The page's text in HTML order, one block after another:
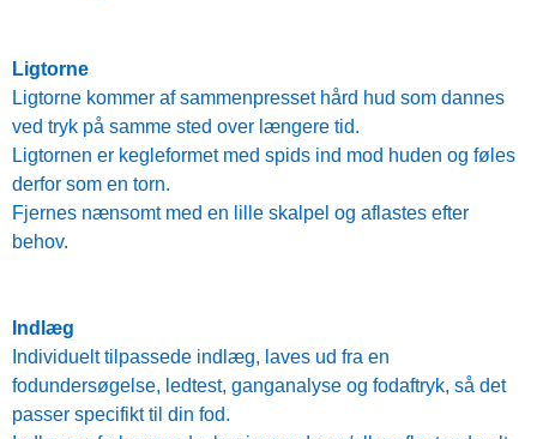
Ligtorne
Ligtorne kommer af sammenpresset hård hud som dannes
ved tryk på samme sted over længere tid.
Ligtornen er kegleformet med spids ind mod huden og føles
derfor som en torn.
Fjernes nænsomt med en lille skalpel og aflastes efter
behov.
Indlæg
Individuelt tilpassede indlæg, laves ud fra en
fodundersøgelse, ledtest, ganganalyse og fodaftryk, så det
passer specifikt til din fod.